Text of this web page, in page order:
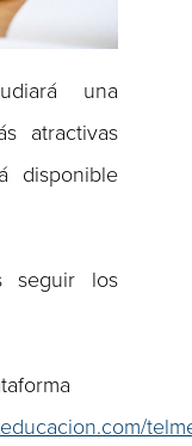
una
atractivas
disponible
seguir los